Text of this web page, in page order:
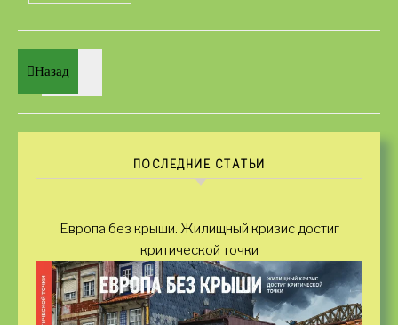
Назад
ПОСЛЕДНИЕ СТАТЬИ
Европа без крыши. Жилищный кризис достиг
критической точки